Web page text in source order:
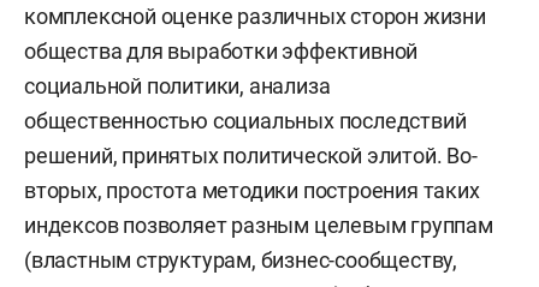
комплексной оценке различных сторон жизни
общества для выработки эффективной
социальной политики, анализа
общественностью социальных последствий
решений, принятых политической элитой. Во-
вторых, простота методики построения таких
индексов позволяет разным целевым группам
(властным структурам, бизнес-сообществу,